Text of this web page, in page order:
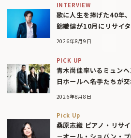
INTERVIEW
歌に人生を捧げた40年
錦織健が10月にリサイ
2026年8月9日
PICK UP
青木尚佳率いるミュン
日ホールへ――名手たちが
2026年8月8日
Pick Up
桑原志織 ピアノ・リサ